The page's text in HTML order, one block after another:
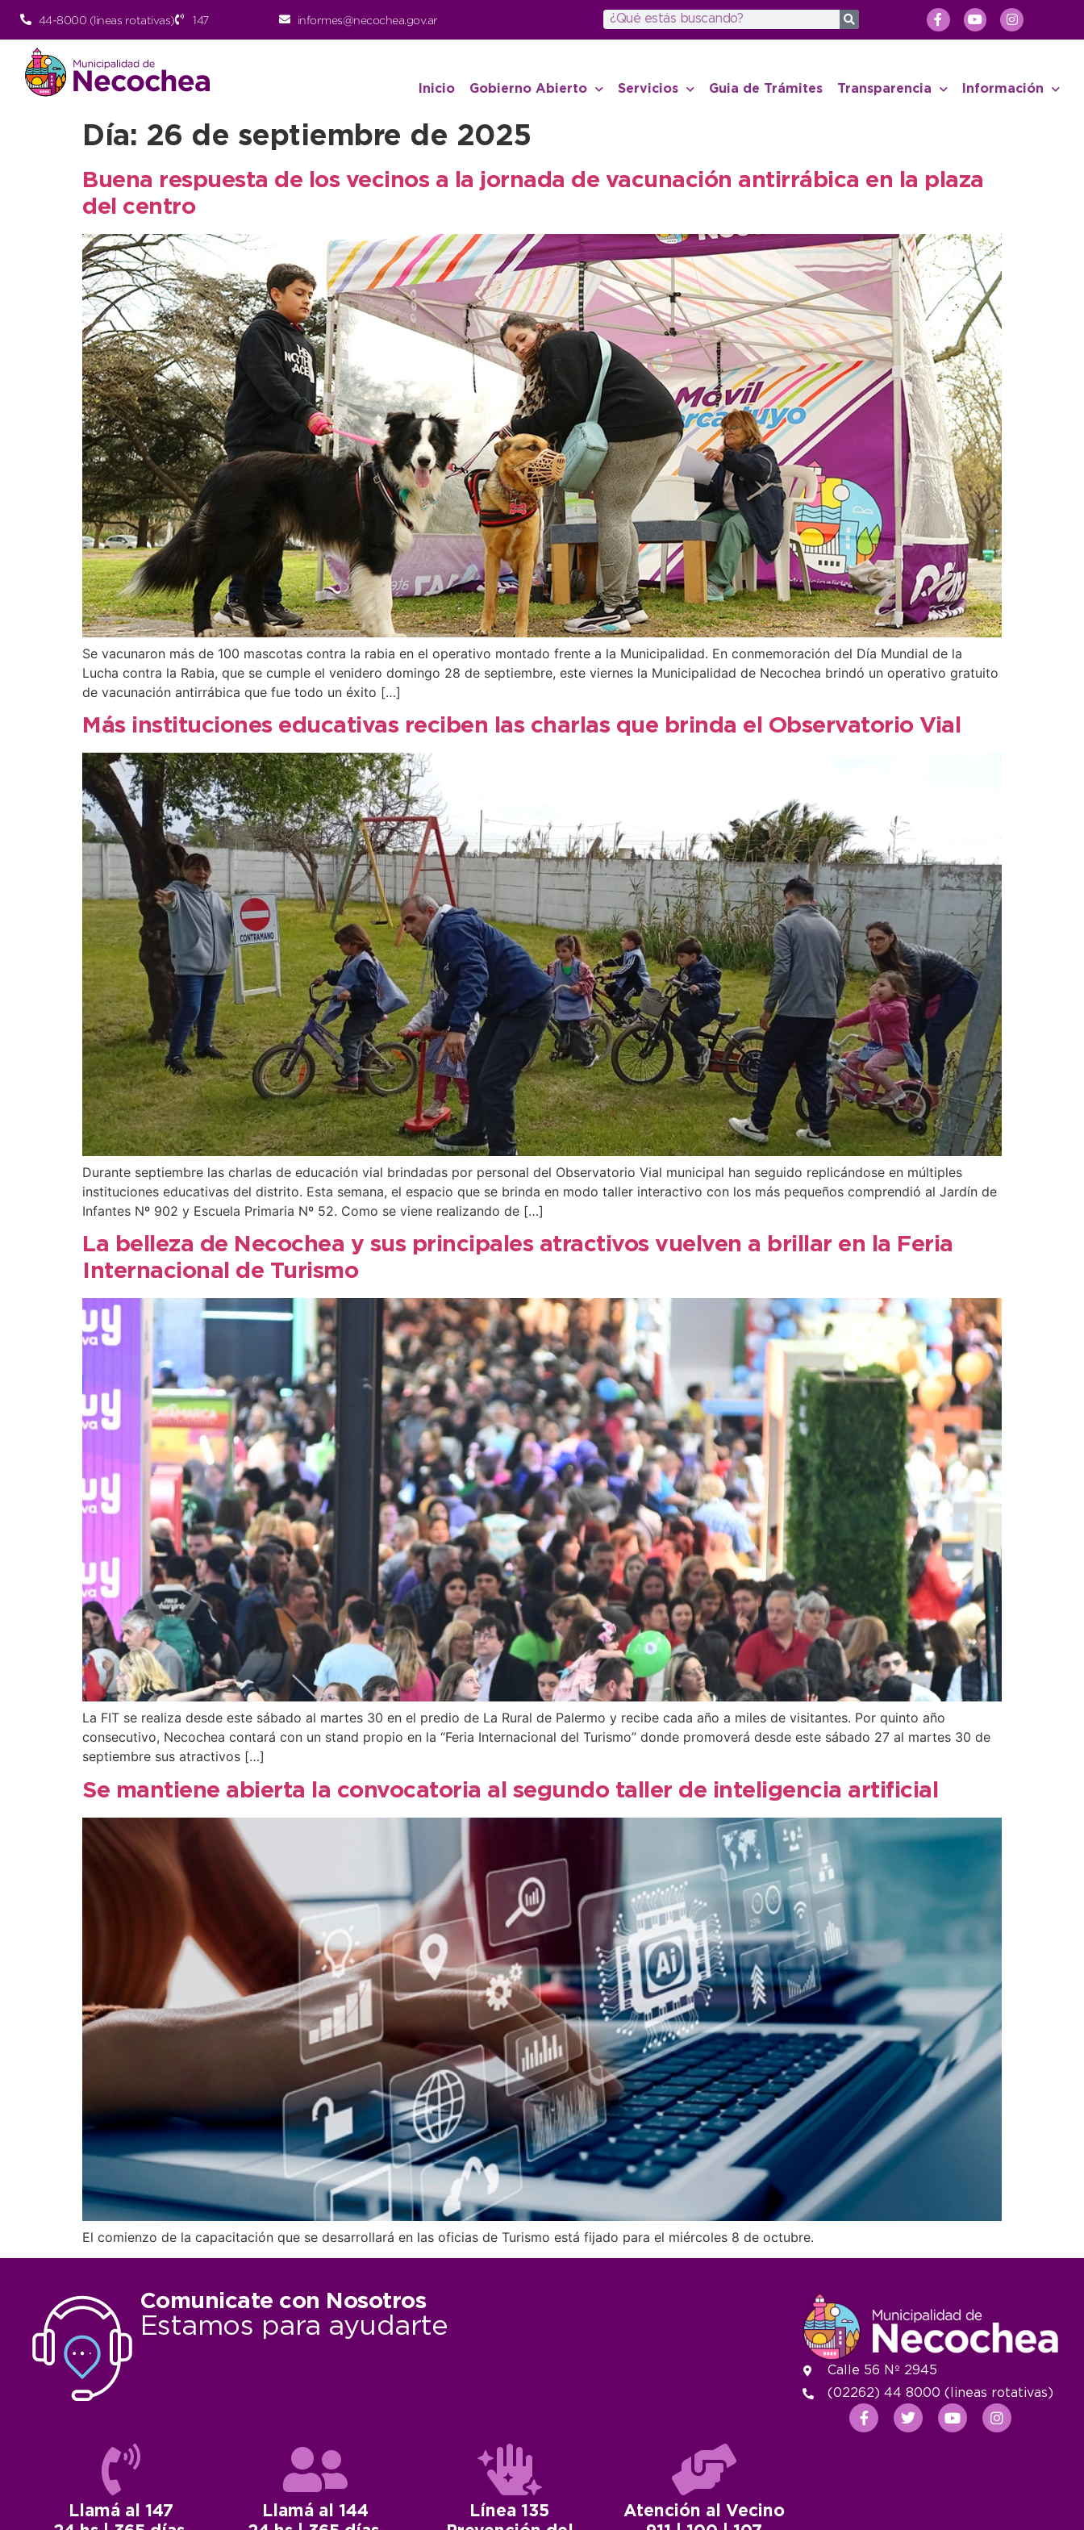
44-8000 (lineas rotativas) 147 informes@necochea.gov.ar
Inicio Gobierno Abierto Servicios Guia de Trámites Transparencia Información
Día: 26 de septiembre de 2025
Buena respuesta de los vecinos a la jornada de vacunación antirrábica en la plaza
del centro
Se vacunaron más de 100 mascotas contra la rabia en el operativo montado frente a la Municipalidad. En conmemoración del Día Mundial de la
Lucha contra la Rabia, que se cumple el venidero domingo 28 de septiembre, este viernes la Municipalidad de Necochea brindó un operativo gratuito
de vacunación antirrábica que fue todo un éxito […]
Más instituciones educativas reciben las charlas que brinda el Observatorio Vial
Durante septiembre las charlas de educación vial brindadas por personal del Observatorio Vial municipal han seguido replicándose en múltiples
instituciones educativas del distrito. Esta semana, el espacio que se brinda en modo taller interactivo con los más pequeños comprendió al Jardín de
Infantes Nº 902 y Escuela Primaria Nº 52. Como se viene realizando de […]
La belleza de Necochea y sus principales atractivos vuelven a brillar en la Feria
Internacional de Turismo
La FIT se realiza desde este sábado al martes 30 en el predio de La Rural de Palermo y recibe cada año a miles de visitantes. Por quinto año
consecutivo, Necochea contará con un stand propio en la “Feria Internacional del Turismo” donde promoverá desde este sábado 27 al martes 30 de
septiembre sus atractivos […]
Se mantiene abierta la convocatoria al segundo taller de inteligencia artificial
El comienzo de la capacitación que se desarrollará en las oficias de Turismo está fijado para el miércoles 8 de octubre.
Comunicate con Nosotros
Estamos para ayudarte
Llamá al 147
Llamá al 144
Línea 135
Atención al Vecino
Calle 56 Nº 2945
(02262) 44 8000 (lineas rotativas)